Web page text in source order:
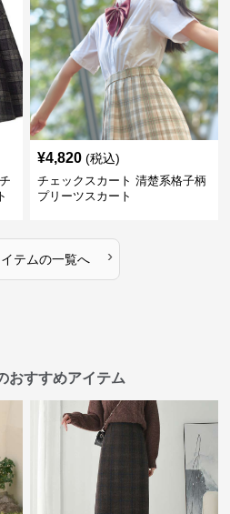
¥4,820 (税込)
チェックスカート 清楚系格子柄
プリーツスカート
テムの一覧へ ›
おすすめアイテム